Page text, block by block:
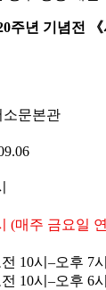
주년 기념전 《
소문본관
(매주 금요일
10시–오후 7시
10시–오후 6시